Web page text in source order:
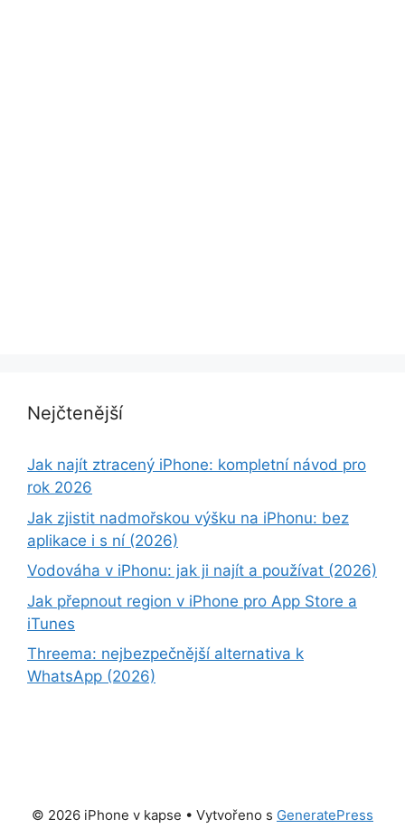
Nejčtenější
Jak najít ztracený iPhone: kompletní návod pro
rok 2026
Jak zjistit nadmořskou výšku na iPhonu: bez
aplikace i s ní (2026)
Vodováha v iPhonu: jak ji najít a používat (2026)
Jak přepnout region v iPhone pro App Store a
iTunes
Threema: nejbezpečnější alternativa k
WhatsApp (2026)
© 2026 iPhone v kapse • Vytvořeno s GeneratePress